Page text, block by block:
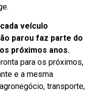
veículo
parou faz parte do
próximos anos.
para os próximos,
e a mesma
transporte,